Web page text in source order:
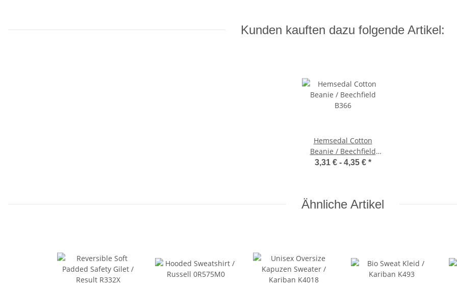
Kunden kauften dazu folgende Artikel:
Hemsedal Cotton
Beanie / Beechfield
B366
3,31 € - 4,35 € *
Ähnliche Artikel